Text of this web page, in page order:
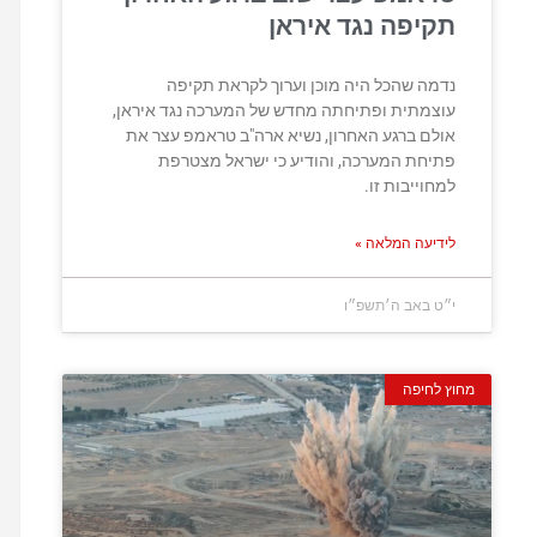
תקיפה נגד איראן
נדמה שהכל היה מוכן וערוך לקראת תקיפה
עוצמתית ופתיחתה מחדש של המערכה נגד איראן,
אולם ברגע האחרון, נשיא ארה"ב טראמפ עצר את
פתיחת המערכה, והודיע כי ישראל מצטרפת
למחוייבות זו.
לידיעה המלאה »
י״ט באב ה׳תשפ״ו
מחוץ לחיפה